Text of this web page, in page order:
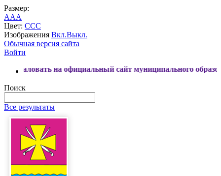
Размер:
AAA
Цвет: CCC
Изображения Вкл.Выкл.
Обычная версия сайта
Войти
на официальный сайт муниципального образования
Поиск
Все результаты